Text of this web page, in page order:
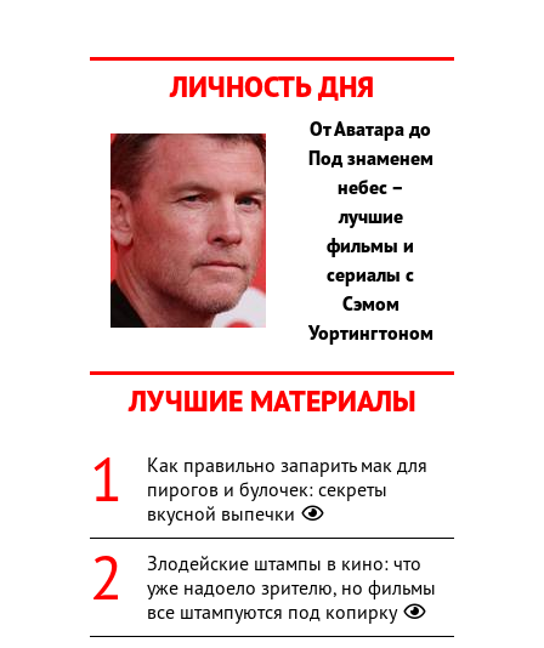
ЛИЧНОСТЬ ДНЯ
От Аватара до
Под знаменем
небес –
лучшие
фильмы и
сериалы с
Сэмом
Уортингтоном
ЛУЧШИЕ МАТЕРИАЛЫ
Как правильно запарить мак для
пирогов и булочек: секреты
вкусной выпечки
Злодейские штампы в кино: что
уже надоело зрителю, но фильмы
все штампуются под копирку